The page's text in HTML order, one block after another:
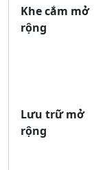
Khe cắm mở
rộng
Lưu trữ mở
rộng